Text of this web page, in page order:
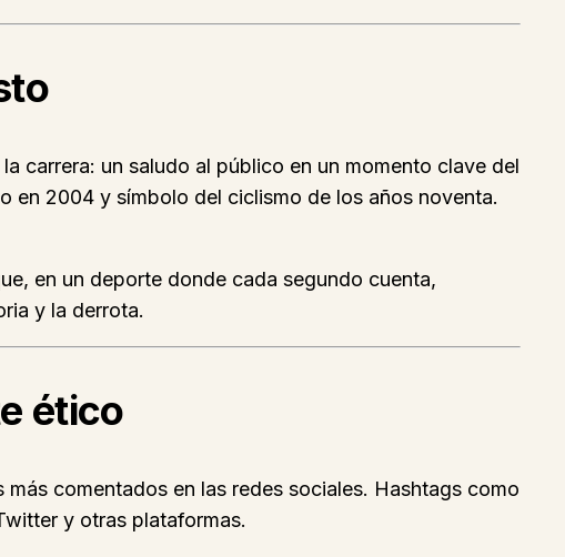
carrera: un saludo al público en un momento clave del
en 2004 y símbolo del ciclismo de los años noventa.
en un deporte donde cada segundo cuenta,
y la derrota.
ético
comentados en las redes sociales. Hashtags como
y otras plataformas.